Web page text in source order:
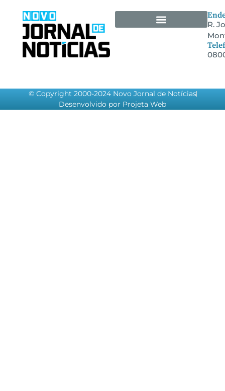
R.
© Copyright 2000-2024 Novo Jornal de Notícias
Desenvolvido por Projeta Web